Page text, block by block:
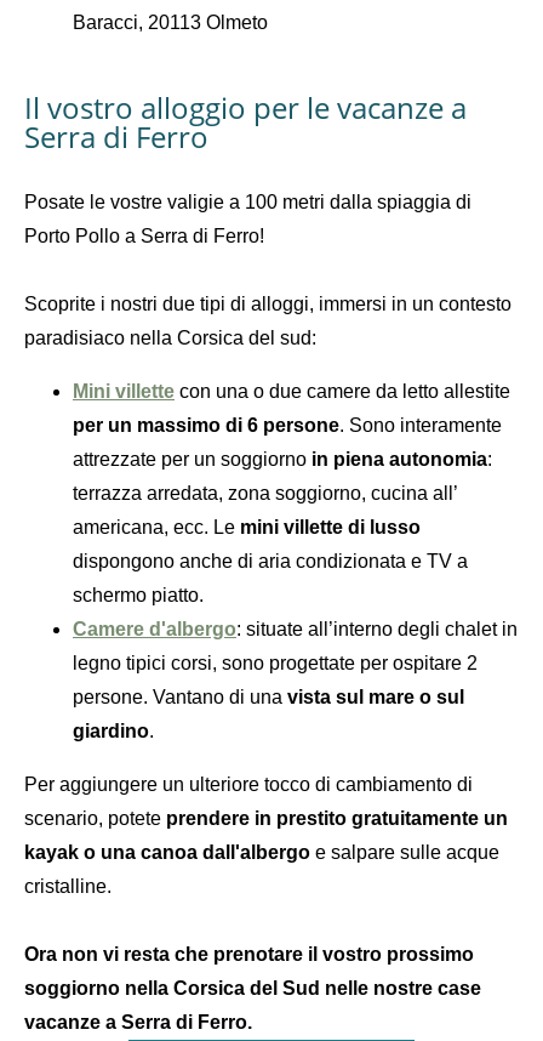
Baracci, 20113 Olmeto
Il vostro alloggio per le vacanze a
Serra di Ferro
Posate le vostre valigie a 100 metri dalla spiaggia di
Porto Pollo a Serra di Ferro!
Scoprite i nostri due tipi di alloggi, immersi in un contesto
paradisiaco nella Corsica del sud:
Mini villette con una o due camere da letto allestite
per un massimo di 6 persone. Sono interamente
attrezzate per un soggiorno in piena autonomia:
terrazza arredata, zona soggiorno, cucina all’
americana, ecc. Le mini villette di lusso
dispongono anche di aria condizionata e TV a
schermo piatto.
Camere d'albergo: situate all’interno degli chalet in
legno tipici corsi, sono progettate per ospitare 2
persone. Vantano di una vista sul mare o sul
giardino.
Per aggiungere un ulteriore tocco di cambiamento di
scenario, potete prendere in prestito gratuitamente un
kayak o una canoa dall'albergo e salpare sulle acque
cristalline.
Ora non vi resta che prenotare il vostro prossimo
soggiorno nella Corsica del Sud nelle nostre case
vacanze a Serra di Ferro.